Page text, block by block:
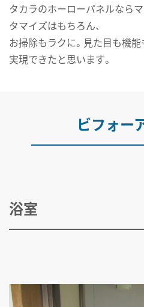
タカラのホーローパネルなら
タマイズはもちろん、
お掃除もラクに。見た目も機
実現できたと思います。
ビフォー
浴室